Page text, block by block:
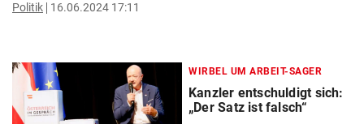
Politik 16.06.2024 17:11
WIRBEL UM ARBEIT-SAGER
Kanzler entschuldigt sich:
„Der Satz ist falsch“